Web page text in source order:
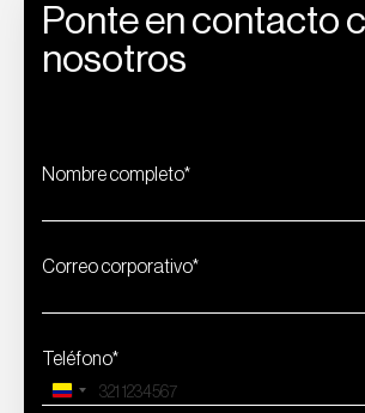
Ponte en contacto
nosotros
Nombre completo*
Correo corporativo*
Teléfono*
Colombia